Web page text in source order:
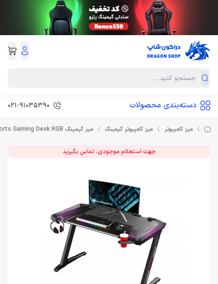
دسته‌بندی محصولات 021-91035390
میز کامپیوتر میز کامپیوتر گیمینگ میز گیمینگ Eureka Ergonomic Z2BK-V3 E-Sports Gaming Desk RGB
جهت استعلام موجودی، تماس بگیرید